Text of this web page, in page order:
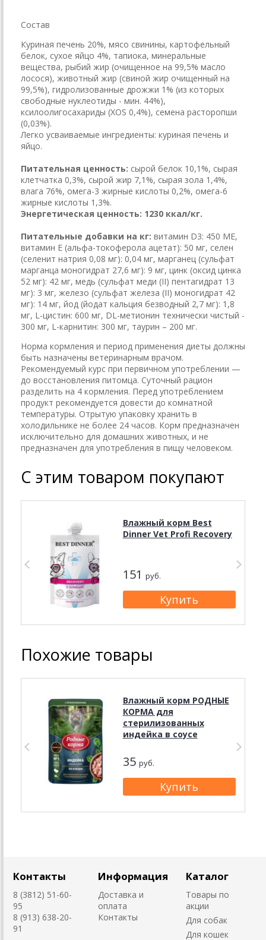
Состав
Куриная печень 20%, мясо свинины, картофельный
белок, сухое яйцо 4%, тапиока, минеральные
вещества, рыбий жир (очищенное на 99,5% масло
лосося), животный жир (свиной жир очищенный на
99,5%), гидролизованные дрожжи 1% (из которых
свободные нуклеотиды - мин. 44%),
ксилоолигосахариды (XOS 0,4%), семена расторопши
(0,03%).
Легко усваиваемые ингредиенты: куриная печень и
яйцо.
Питательная ценность: сырой белок 10,1%, сырая
клетчатка 0,3%, сырой жир 7,1%, сырая зола 1,4%,
влага 76%, омега-3 жирные кислоты 0,2%, омега-6
жирные кислоты 1,3%.
Энергетическая ценность: 1230 ккал/кг.
Питательные добавки на кг: витамин D3: 450 МЕ,
витамин Е (альфа-токоферола ацетат): 50 мг, селен
(селенит натрия 0,08 мг): 0,04 мг, марганец (сульфат
марганца моногидрат 27,6 мг): 9 мг, цинк (оксид цинка
52 мг): 42 мг, медь (сульфат меди (II) пентагидрат 13
мг): 3 мг, железо (сульфат железа (II) моногидрат 42
мг): 14 мг, йод (йодат кальция безводный 2,7 мг): 1,8
мг, L-цистин: 600 мг, DL-метионин технически чистый -
300 мг, L-карнитин: 300 мг, таурин – 200 мг.
Норма кормления и период применения диеты должны
быть назначены ветеринарным врачом.
Рекомендуемый курс при первичном употреблении —
до восстановления питомца. Суточный рацион
разделить на 4 кормления. Перед употреблением
продукт рекомендуется довести до комнатной
температуры. Отрытую упаковку хранить в
холодильнике не более 24 часов. Корм предназначен
исключительно для домашних животных, и не
предназначен для употребления в пищу человеком.
С этим товаром покупают
Влажный корм Best
Dinner Vet Profi Recovery
151 руб.
Похожие товары
Влажный корм РОДНЫЕ
КОРМА для
стерилизованных
индейка в соусе
35 руб.
Контакты
8 (3812) 51-60-
95
8 (913) 638-20-
91
Информация
Доставка и
оплата
Контакты
Каталог
Товары по
акции
Для собак
Для кошек